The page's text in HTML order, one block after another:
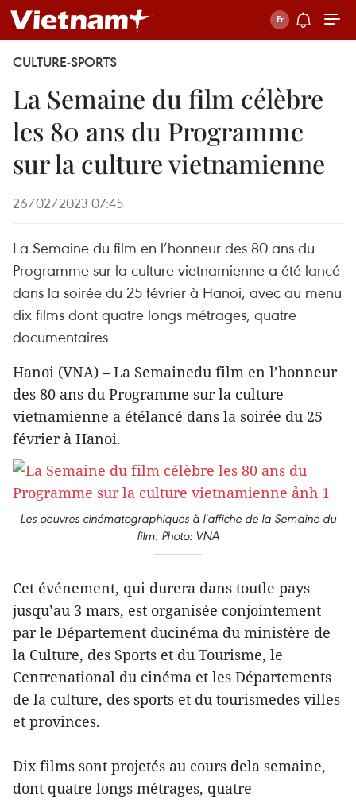
CULTURE-SPORTS
La Semaine du film célèbre
les 80 ans du Programme
sur la culture vietnamienne
26/02/2023 07:45
La Semaine du film en l’honneur des 80 ans du
Programme sur la culture vietnamienne a été lancé
dans la soirée du 25 février à Hanoi, avec au menu
dix films dont quatre longs métrages, quatre
documentaires
Hanoi (VNA) – La Semainedu film en l’honneur
des 80 ans du Programme sur la culture
vietnamienne a étélancé dans la soirée du 25
février à Hanoi.
Les oeuvres cinématographiques à l'affiche de la Semaine du
film. Photo: VNA
Cet événement, qui durera dans toutle pays
jusqu’au 3 mars, est organisée conjointement
par le Département ducinéma du ministère de
la Culture, des Sports et du Tourisme, le
Centrenational du cinéma et les Départements
de la culture, des sports et du tourismedes villes
et provinces.
Dix films sont projetés au cours dela semaine,
dont quatre longs métrages, quatre